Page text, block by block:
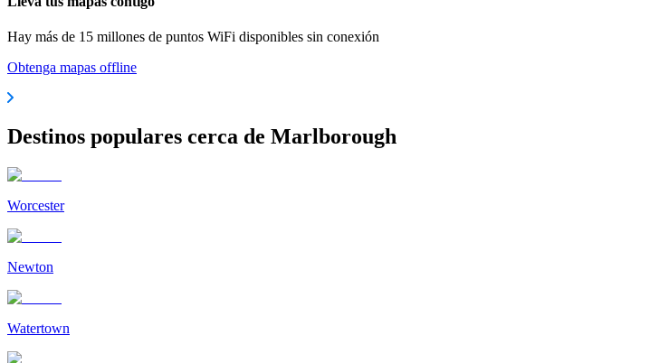
Hay más de 15 millones de puntos WiFi disponibles sin conexión
Obtenga mapas offline
Destinos populares cerca de Marlborough
Worcester
Newton
Watertown